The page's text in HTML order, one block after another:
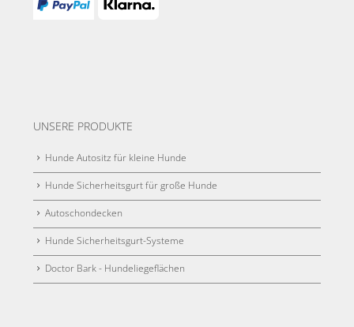
UNSERE PRODUKTE
Hunde Autositz für kleine Hunde
Hunde Sicherheitsgurt für große Hunde
Autoschondecken
Hunde Sicherheitsgurt-Systeme
Doctor Bark - Hundeliegeflächen